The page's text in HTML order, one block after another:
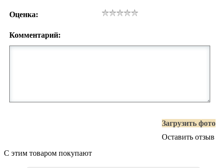
Оценка:
Комментарий:
Загрузить фото
Оставить отзыв
С этим товаром покупают